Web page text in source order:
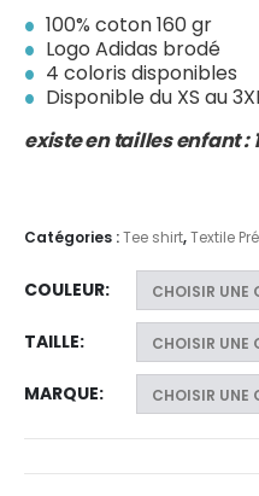
100% coton 160 gr
Logo Adidas brodé
4 coloris disponibles
Disponible du XS au
existe en tailles enfant :
Catégories :Tee shirt,Textile
COULEUR
TAILLE
MARQUE